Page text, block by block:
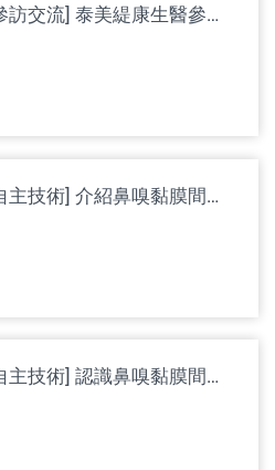
[參訪交流] 泰美緹康生醫參訪馬偕醫院生醫部，開啟雙邊合作新契機
[自主技術] 介紹鼻嗅黏膜間質幹細胞外泌體（OEMSC-Exosome）臨床應用研究（2）
[自主技術] 認識鼻嗅黏膜間質幹細胞外泌體（OEMSC-Exosome）相關分析技術（1）